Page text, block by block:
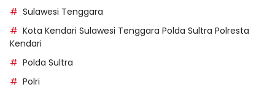
Sulawesi Tenggara
Kota Kendari Sulawesi Tenggara Polda Sultra Polresta
Kendari
Polda Sultra
Polri